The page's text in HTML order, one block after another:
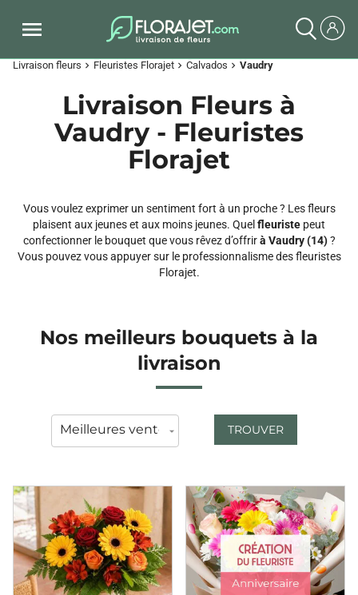
Livraison fleurs chevron_right Fleuristes Florajet chevron_right Calvados chevron_right Vaudry
Livraison Fleurs à
Vaudry - Fleuristes
Florajet
Vous voulez exprimer un sentiment fort à un proche ? Les fleurs
plaisent aux jeunes et aux moins jeunes. Quel fleuriste peut
confectionner le bouquet que vous rêvez d’offrirà Vaudry (14)?
Vous pouvez vous appuyer sur le professionnalisme des fleuristes
Florajet.
Nos meilleurs bouquets à la
livraison
TROUVER